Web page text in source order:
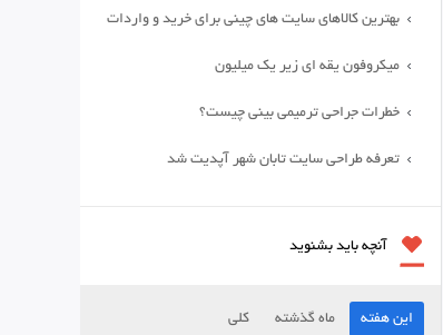
بهترین کالاهای سایت های چینی برای خرید و واردات
میکروفون یقه ای زیر یک میلیون
خطرات جراحی ترمیمی بینی چیست؟
تعرفه طراحی سایت تابان شهر آپدیت شد
آنچه باید بشنوید
این هفته ماه گذشته کلی